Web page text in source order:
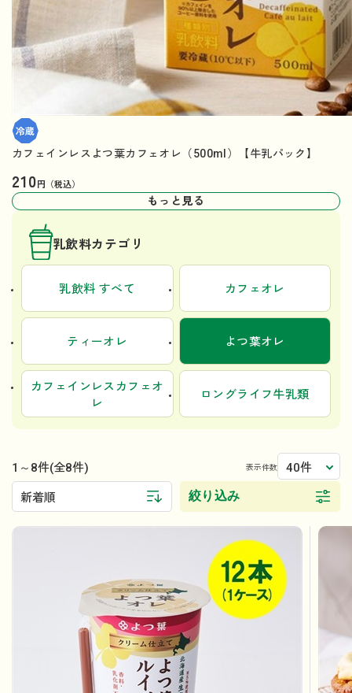
カフェインレスよつ葉カフェオレ（500ml）【牛乳パック】
210円（税込）
もっと見る
乳飲料カテゴリ
乳飲料 すべて カフェオレ
ティーオレ よつ葉オレ
カフェインレスカフェオ
レ
ロングライフ牛乳類
1～8件(全8件) 表示件数 40件
新着順 絞り込み